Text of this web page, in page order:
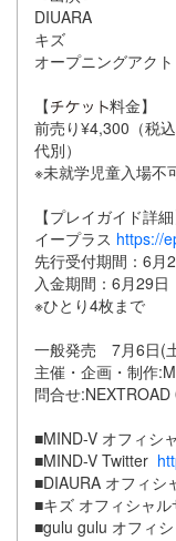
DIUARA
キズ
オープニングアク
【
料金】
前売り¥4,300（税
代別）
※未就学児童入場不
【プレイガイド詳細
イープラス https://
先行受付期間：6月
入金期間：6月29
※ひとり4枚まで
一般発売 7月6日(
主催・企画・制作
問合せ
■MIND-V オフィシ
■MIND-V Twitter
■DIAURA オフィシ
■キズ オフィシャル
■gulu gulu オフィ